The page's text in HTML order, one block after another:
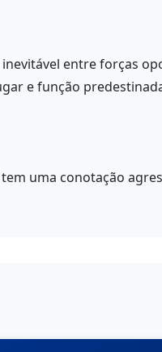
entre forças
e função
uma conotação